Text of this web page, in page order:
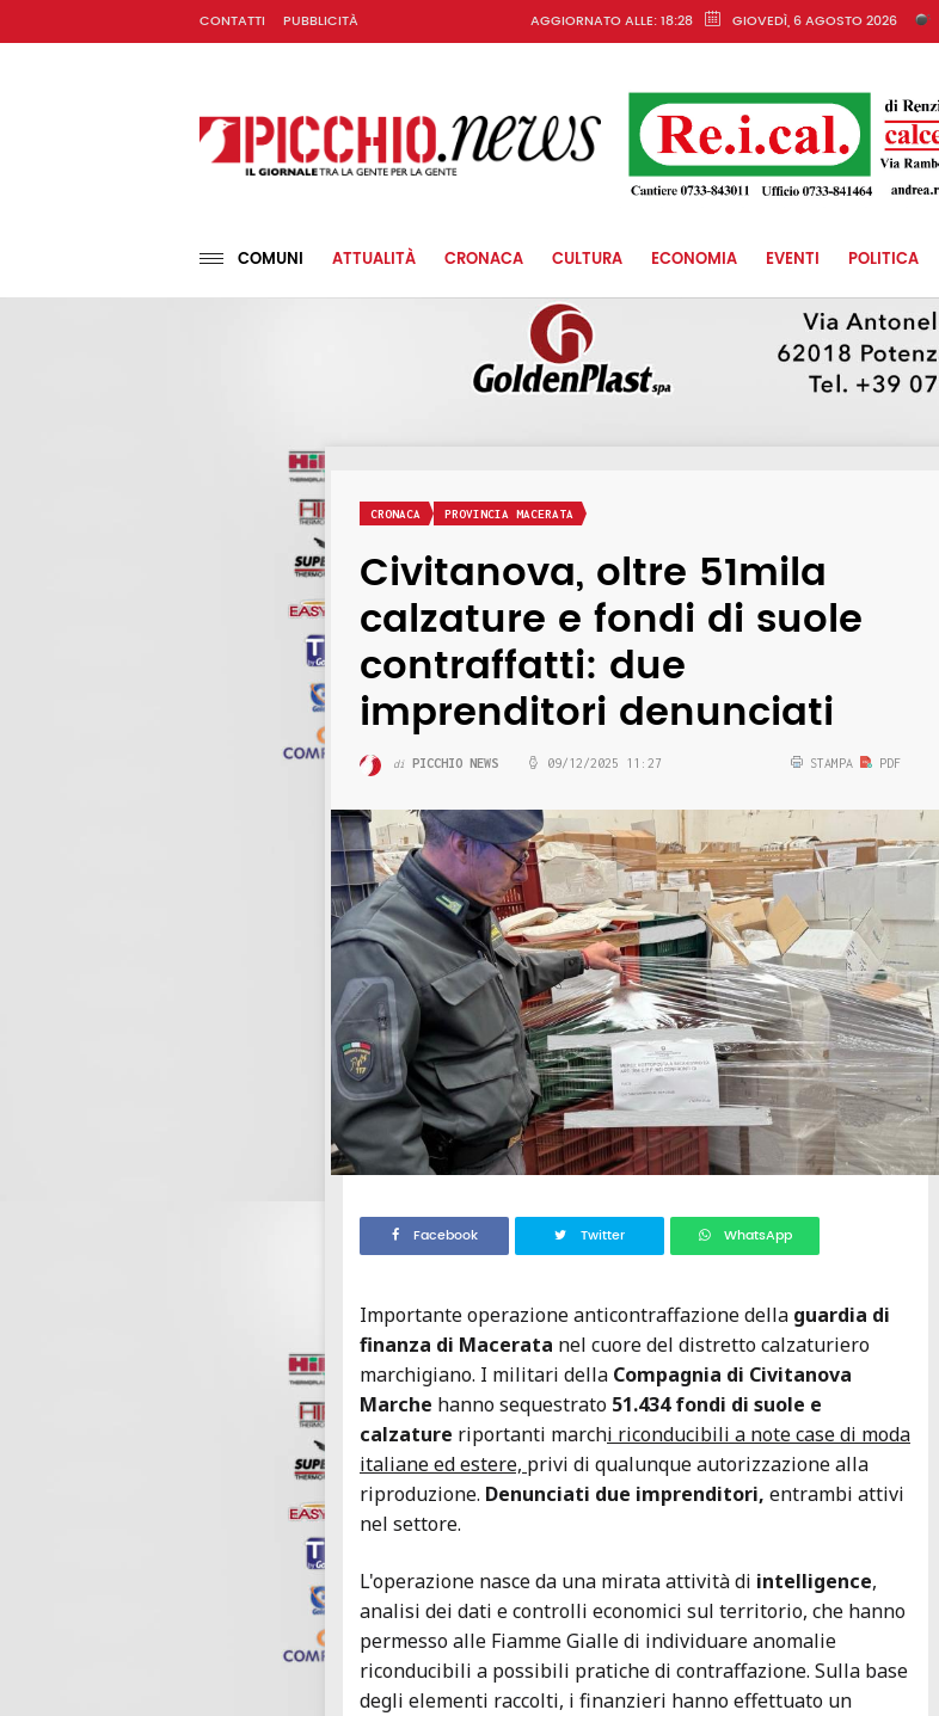
CONTATTI PUBBLICITÀ AGGIORNATO ALLE: 18:28 GIOVEDÌ, 6 AGOSTO 2026
COMUNI ATTUALITÀ CRONACA CULTURA ECONOMIA EVENTI POLITICA
CRONACA PROVINCIA MACERATA
Civitanova, oltre 51mila
calzature e fondi di suole
contraffatti: due
imprenditori denunciati
di PICCHIO NEWS 09/12/2025 11:27 STAMPA PDF
Facebook Twitter WhatsApp
Importante operazione anticontraffazione della guardia di
finanza di Macerata nel cuore del distretto calzaturiero
marchigiano. I militari della Compagnia di Civitanova
Marche hanno sequestrato 51.434 fondi di suole e
calzature riportanti marchi riconducibili a note case di moda
italiane ed estere, privi di qualunque autorizzazione alla
riproduzione. Denunciati due imprenditori, entrambi attivi
nel settore.
L'operazione nasce da una mirata attività di intelligence,
analisi dei dati e controlli economici sul territorio, che hanno
permesso alle Fiamme Gialle di individuare anomalie
riconducibili a possibili pratiche di contraffazione. Sulla base
degli elementi raccolti, i finanzieri hanno effettuato un